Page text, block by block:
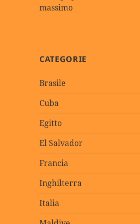
massimo
CATEGORIE
Brasile
Cuba
Egitto
El Salvador
Francia
Inghilterra
Italia